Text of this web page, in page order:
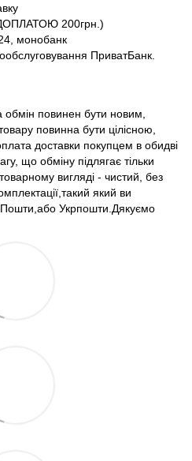
200грн.)
монобанк
ПриватБанк.
повинен бути новим,
повинна бути цілісною,
доставки покупцем в обидві
що обміну підлягає тільки
вигляді - чистий, без
який ви
Пошти,або Укрпошти.Дякуємо